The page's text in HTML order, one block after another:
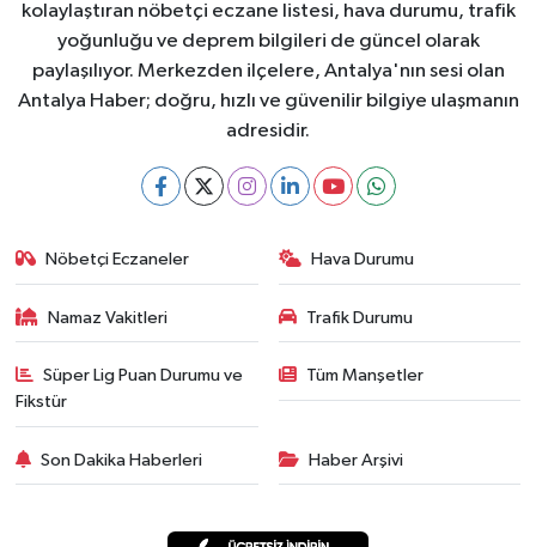
kolaylaştıran nöbetçi eczane listesi, hava durumu, trafik
yoğunluğu ve deprem bilgileri de güncel olarak
paylaşılıyor. Merkezden ilçelere, Antalya'nın sesi olan
Antalya Haber; doğru, hızlı ve güvenilir bilgiye ulaşmanın
adresidir.
Nöbetçi Eczaneler Hava Durumu
Namaz Vakitleri Trafik Durumu
Süper Lig Puan Durumu ve
Fikstür
Tüm Manşetler
Son Dakika Haberleri Haber Arşivi